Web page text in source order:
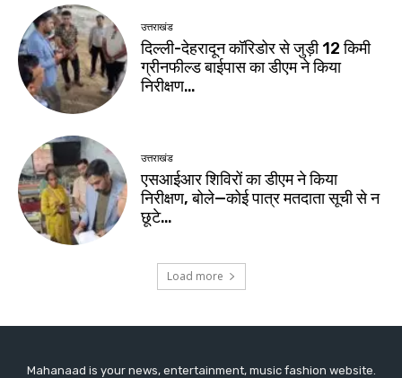
Mahanaad is your news, entertainment, music fashion website.